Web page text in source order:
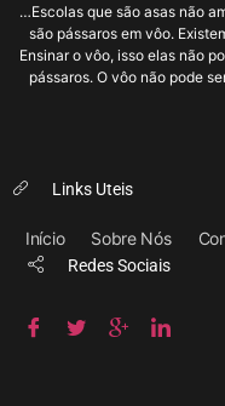
…Escolas que são asas não
são pássaros em vôo.
Ensinar o vôo, isso elas não
pássaros. O vôo não pode
Links Uteis
Início Sobre Nós
Redes Sociais